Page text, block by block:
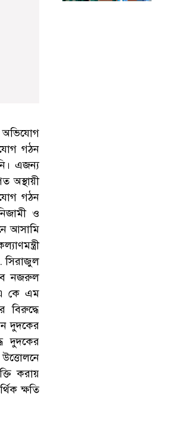
অভিযোগ
গঠন
এজন্য
অস্থায়ী
গঠন
ও
আসামি
সিরাজুল
নজরুল
এ কে এম
বিরুদ্ধে
দুদকের
দুদকের
করায়
ক্ষতি